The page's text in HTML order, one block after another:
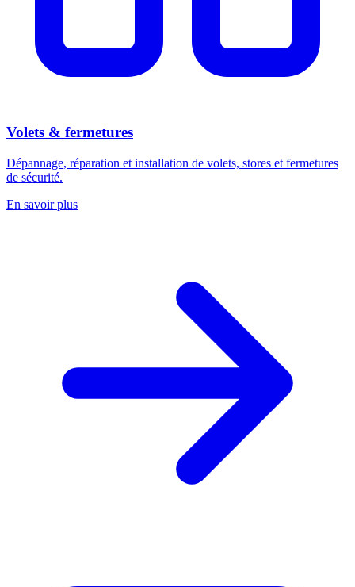
Volets & fermetures
Dépannage, réparation et installation de volets, stores et fermetures
de sécurité.
En savoir plus